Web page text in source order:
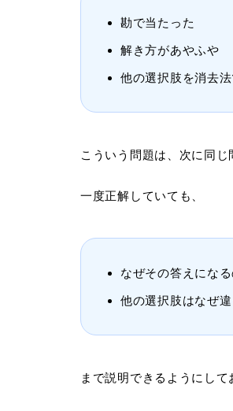
勘で当たった
解き方があやふや
他の選択肢を消去
こういう問題は、次に同じ
一度正解していても、
なぜその答えにな
他の選択肢はなぜ
まで説明できるようにして